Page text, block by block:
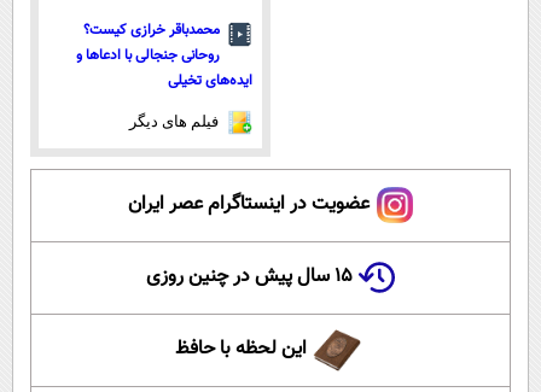
محمدباقر خرازی کیست؟
روحانی جنجالی با ادعاها و
ایده‌های تخیلی
فیلم های دیگر
عضویت در اینستاگرام عصر ایران
۱۵ سال پیش در چنین روزی
این لحظه با حافظ